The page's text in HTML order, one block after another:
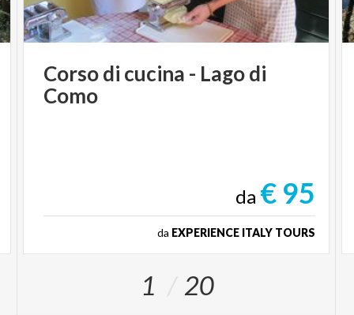
Corsodi cucina - Lagodi
Como
da € 95
da EXPERIENCE ITALY TOURS
1 20